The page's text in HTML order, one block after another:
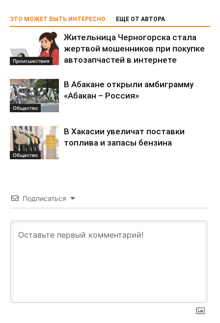
ЭТО МОЖЕТ БЫТЬ ИНТЕРЕСНО ЕЩЕ ОТ АВТОРА
Происшествия
Жительница Черногорска стала
жертвой мошенников при покупке
автозапчастей в интернете
Общество
В Абакане открыли амбиграмму
«Абакан – Россия»
Общество
В Хакасии увеличат поставки
топлива и запасы бензина
Подписаться